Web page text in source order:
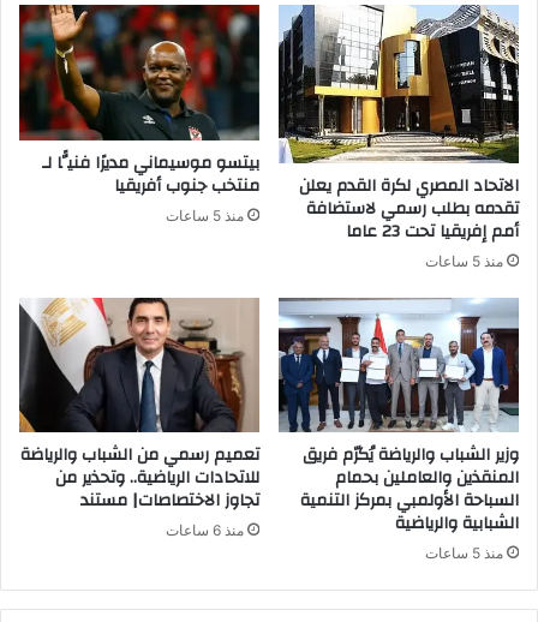
الاتحاد المصري لكرة القدم يعلن
تقدمه بطلب رسمي لاستضافة
أمم إفريقيا تحت 23 عاما
منذ 5 ساعات
بيتسو موسيماني مديرًا فنيًّا لـ
منتخب جنوب أفريقيا
منذ 5 ساعات
وزير الشباب والرياضة يُكرّم فريق
المنقذين والعاملين بحمام
السباحة الأولمبي بمركز التنمية
الشبابية والرياضية
منذ 5 ساعات
تعميم رسمي من الشباب والرياضة
للاتحادات الرياضية.. وتحذير من
تجاوز الاختصاصات| مستند
منذ 6 ساعات